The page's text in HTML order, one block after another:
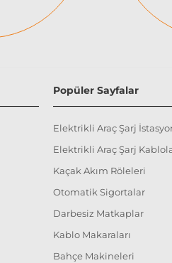
Popüler Sayfalar
Elektrikli Araç Şarj
Elektrikli Araç Şarj
Kaçak Akım Röleleri
Otomatik Sigortalar
Darbesiz Matkaplar
Kablo Makaraları
Bahçe Makineleri